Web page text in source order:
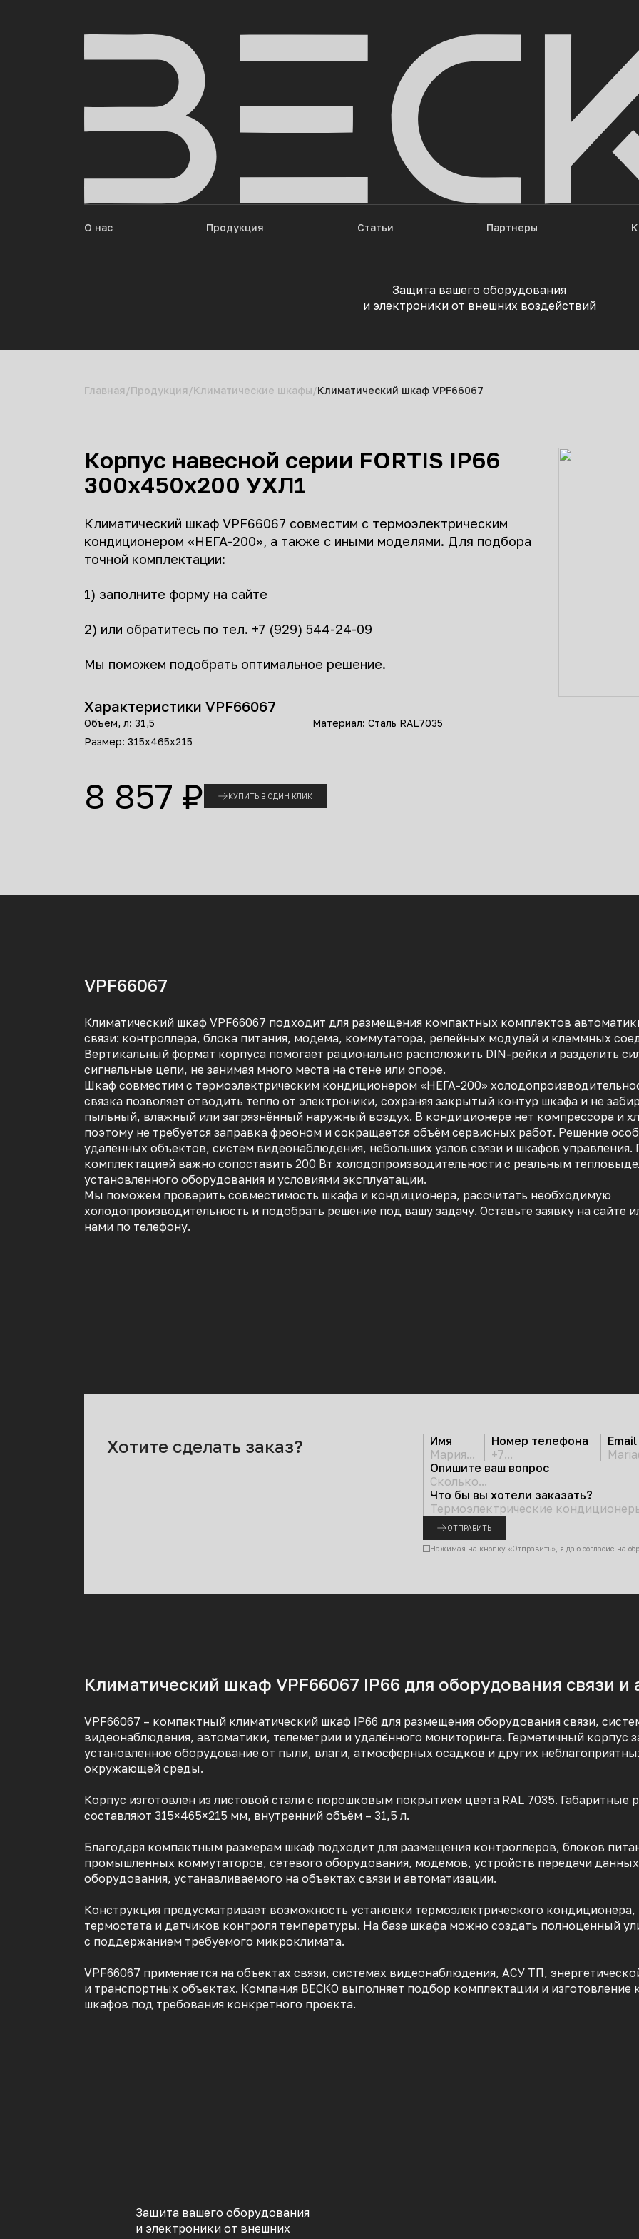
О нас Продукция Статьи Партнеры
Защита вашего оборудования
и электроники от внешних воздействий
Главная Продукция Климатические шкафы Климатический шкаф VPF66067
Корпус навесной серии FORTIS IP66
300х450х200 УХЛ1
Климатический шкаф VPF66067 совместим с термоэлектрическим
кондиционером «НЕГА-200», а также с иными моделями. Для подбора
точной комплектации:
1) заполните форму на сайте
2) или обратитесь по тел. +7 (929) 544-24-09
Мы поможем подобрать оптимальное решение.
Характеристики VPF66067
Объем, л: 31,5
Материал: Сталь RAL7035
Размер: 315x465x215
8 857 ₽ КУПИТЬ В ОДИН КЛИК
VPF66067
Климатический шкаф VPF66067 подходит для размещения компактных комплектов
связи: контроллера, блока питания, модема, коммутатора, релейных модулей и клеммных
Вертикальный формат корпуса помогает рационально расположить DIN-рейки и разделить
сигнальные цепи, не занимая много места на стене или опоре.
Шкаф совместим с термоэлектрическим кондиционером «НЕГА-200»
связка позволяет отводить тепло от электроники, сохраняя закрытый контур шкафа и не
пыльный, влажный или загрязнённый наружный воздух. В кондиционере нет компрессора и
поэтому не требуется заправка фреоном и сокращается объём сервисных работ. Решение
удалённых объектов, систем видеонаблюдения, небольших узлов связи и шкафов управления.
комплектацией важно сопоставить 200 Вт холодопроизводительности с реальным
установленного оборудования и условиями эксплуатации.
Мы поможем проверить совместимость шкафа и кондиционера, рассчитать необходимую
холодопроизводительность и подобрать решение под вашу задачу. Оставьте заявку на сайте
нами по телефону.
Хотите сделать заказ? Имя Номер телефона
Email
Опишите ваш вопрос
Что бы вы хотели заказать?
ОТПРАВИТЬ
Нажимая на кнопку «Отправить», я даю согласие на
Климатический шкаф VPF66067 IP66 для оборудования связи и
VPF66067 – компактный климатический шкаф IP66 для размещения оборудования связи,
видеонаблюдения, автоматики, телеметрии и удалённого мониторинга. Герметичный корпус
установленное оборудование от пыли, влаги, атмосферных осадков и других
окружающей среды.
Корпус изготовлен из листовой стали с порошковым покрытием цвета RAL 7035. Габаритные
составляют 315×465×215 мм, внутренний объём – 31,5 л.
Благодаря компактным размерам шкаф подходит для размещения контроллеров, блоков
промышленных коммутаторов, сетевого оборудования, модемов, устройств передачи
оборудования, устанавливаемого на объектах связи и автоматизации.
Конструкция предусматривает возможность установки термоэлектрического кондиционера,
термостата и датчиков контроля температуры. На базе шкафа можно создать полноценный
с поддержанием требуемого микроклимата.
VPF66067 применяется на объектах связи, системах видеонаблюдения, АСУ ТП,
и транспортных объектах. Компания ВЕСКО выполняет подбор комплектации и изготовление
шкафов под требования конкретного проекта.
Защита вашего оборудования
и электроники от внешних